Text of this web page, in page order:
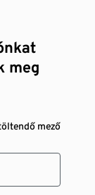
meg
mező